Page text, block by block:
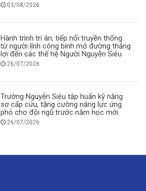
03/08/2026
Hành trình tri ân, tiếp nối truyền thống
từ người lính công binh mở đường thắng
lợi đến các thế hệ Người Nguyễn Siêu
26/07/2026
Trường Nguyễn Siêu tập huấn kỹ năng
sơ cấp cứu, tăng cường năng lực ứng
phó cho đội ngũ trước năm học mới
26/07/2026